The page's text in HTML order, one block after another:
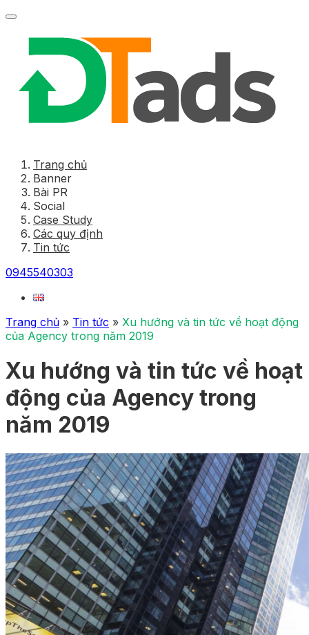
Trang chủ
Banner
Bài PR
Social
Case Study
Các quy định
Tin tức
0945540303
Trang chủ » Tin tức » Xu hướng và tin tức về hoạt động
của Agency trong năm 2019
Xu hướng và tin tức về hoạt
động của Agency trong
năm 2019